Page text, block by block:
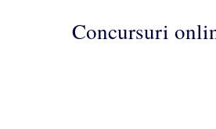
ConcursuriConcursuri